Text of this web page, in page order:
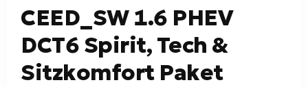
CEED_SW 1.6 PHEV
DCT6 Spirit, Tech &
Sitzkomfort Paket